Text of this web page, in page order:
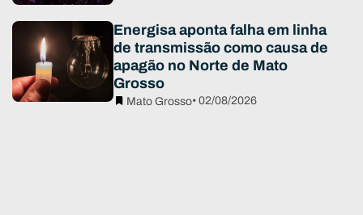
Energisa aponta falha em linha
de transmissão como causa de
apagão no Norte de Mato
Grosso
Mato Grosso• 02/08/2026